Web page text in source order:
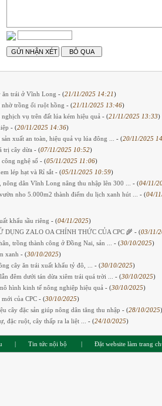
ăn trái ở Vĩnh Long - (21/11/2025 14:21)
nhờ trồng ổi ruột hồng - (21/11/2025 13:46)
vụ trên đất lúa kém hiệu quả - (21/11/2025 13:33)
- (20/11/2025 14:36)
xuất an toàn, hiệu quả vụ lúa đông ... - (20/11/2025
trị cây dừa - (07/11/2025 10:52)
nghệ số - (05/11/2025 11:06)
lép hạt và Rỉ sắt - (05/11/2025 10:59)
dân Vĩnh Long nâng thu nhập lên 300 ... - (04/11/
nho 5.000m2 thành điểm du lịch xanh hút ... - (04/
khẩu sầu riêng - (04/11/2025)
DỤNG ZALO OA CHÍNH THỨC CỦA CPC 🌾 - (03/11/
trồng thành công ở Đồng Nai, sản ... - (30/10/2025)
xanh - (30/10/2025)
cây ăn trái xuất khẩu tỷ đô, ... - (30/10/2025)
đêm dưới tán dừa xiêm trái quá trời ... - (30/10/2025)
hình kinh tế nông nghiệp hiệu quả - (30/10/2025)
của CPC - (30/10/2025)
cây đặc sản giúp nông dân tăng thu nhập - (28/10/2025)
đặc ruột, cây thấp ra la liệt ... - (24/10/2025)
| Tin tức nội bộ | Đặt website làm trang